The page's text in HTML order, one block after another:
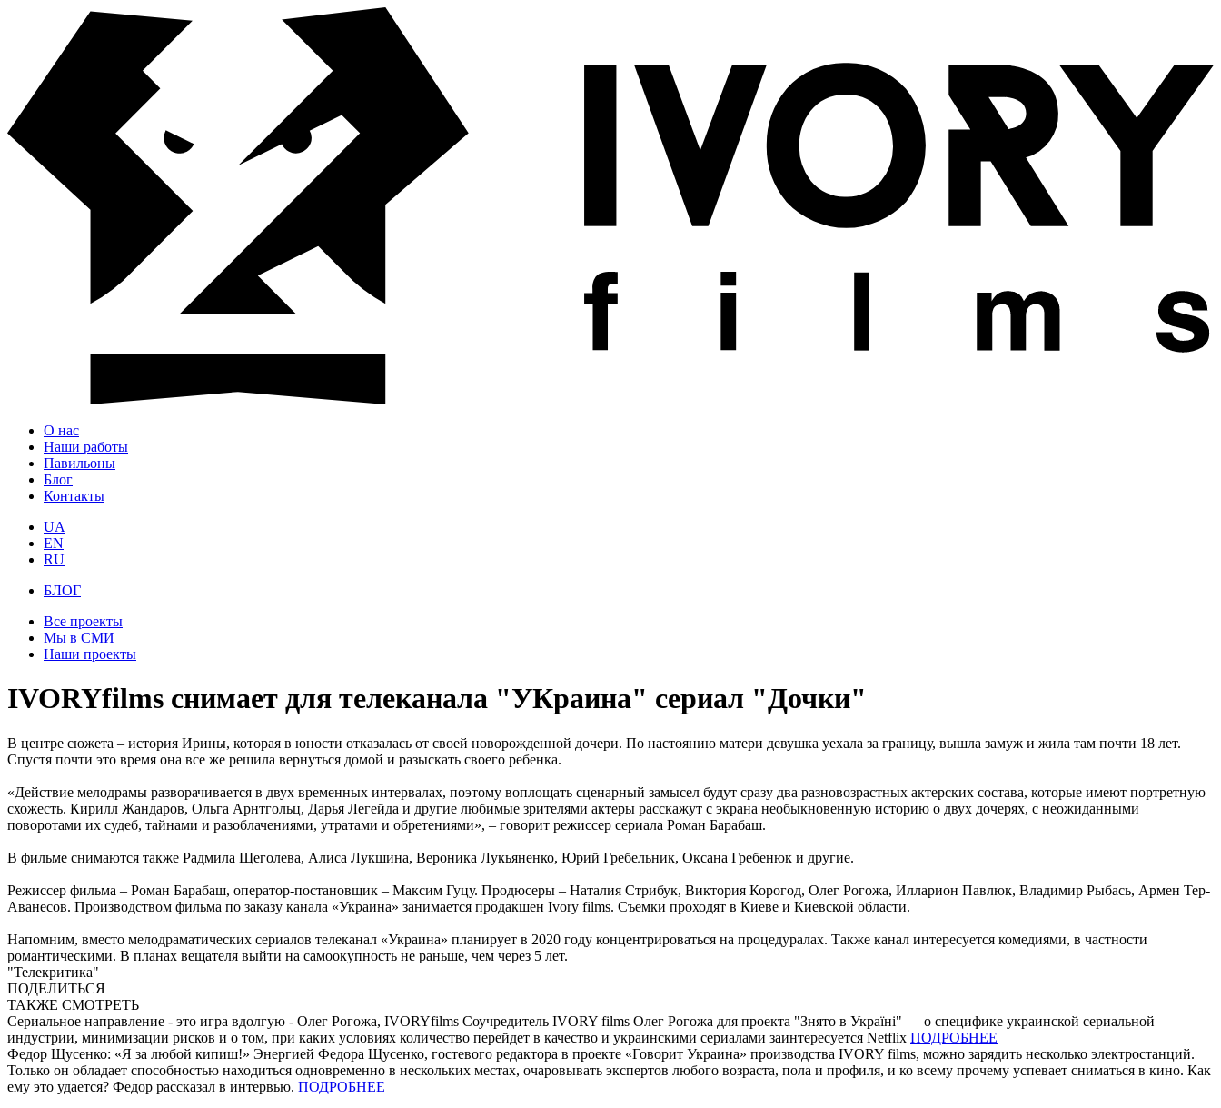
О нас
Наши работы
Павильоны
Блог
Контакты
UA
EN
RU
БЛОГ
Все проекты
Мы в СМИ
Наши проекты
IVORYfilms снимает для телеканала "УКраина" сериал "Дочки"
В центре сюжета – история Ирины, которая в юности отказалась от своей новорожденной дочери. По настоянию матери девушка уехала за границу, вышла замуж и жила там почти 18 лет.
Спустя почти это время она все же решила вернуться домой и разыскать своего ребенка.
«Действие мелодрамы разворачивается в двух временных интервалах, поэтому воплощать сценарный замысел будут сразу два разновозрастных актерских состава, которые имеют портретную
схожесть. Кирилл Жандаров, Ольга Арнтгольц, Дарья Легейда и другие любимые зрителями актеры расскажут с экрана необыкновенную историю о двух дочерях, с неожиданными
поворотами их судеб, тайнами и разоблачениями, утратами и обретениями», – говорит режиссер сериала Роман Барабаш.
В фильме снимаются также Радмила Щеголева, Алиса Лукшина, Вероника Лукьяненко, Юрий Гребельник, Оксана Гребенюк и другие.
Режиссер фильма – Роман Барабаш, оператор-постановщик – Максим Гуцу. Продюсеры – Наталия Стрибук, Виктория Корогод, Олег Рогожа, Илларион Павлюк, Владимир Рыбась, Армен Тер-
Аванесов. Производством фильма по заказу канала «Украина» занимается продакшен Ivory films. Съемки проходят в Киеве и Киевской области.
Напомним, вместо мелодраматических сериалов телеканал «Украина» планирует в 2020 году концентрироваться на процедуралах. Также канал интересуется комедиями, в частности
романтическими. В планах вещателя выйти на самоокупность не раньше, чем через 5 лет.
"Телекритика"
ПОДЕЛИТЬСЯ
ТАКЖЕ СМОТРЕТЬ
Сериальное направление - это игра вдолгую - Олег Рогожа, IVORYfilms Соучредитель IVORY films Олег Рогожа для проекта "Знято в Україні" — о специфике украинской сериальной
индустрии, минимизации рисков и о том, при каких условиях количество перейдет в качество и украинскими сериалами заинтересуется Netflix ПОДРОБНЕЕ
Федор Щусенко: «Я за любой кипиш!» Энергией Федора Щусенко, гостевого редактора в проекте «Говорит Украина» производства IVORY films, можно зарядить несколько электростанций.
Только он обладает способностью находиться одновременно в нескольких местах, очаровывать экспертов любого возраста, пола и профиля, и ко всему прочему успевает сниматься в кино. Как
ему это удается? Федор рассказал в интервью. ПОДРОБНЕЕ